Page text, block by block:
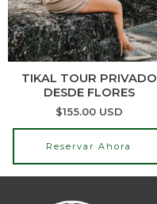
TIKAL TOUR PRIVADO
DESDE FLORES
$155.00USD
Reservar Ahora